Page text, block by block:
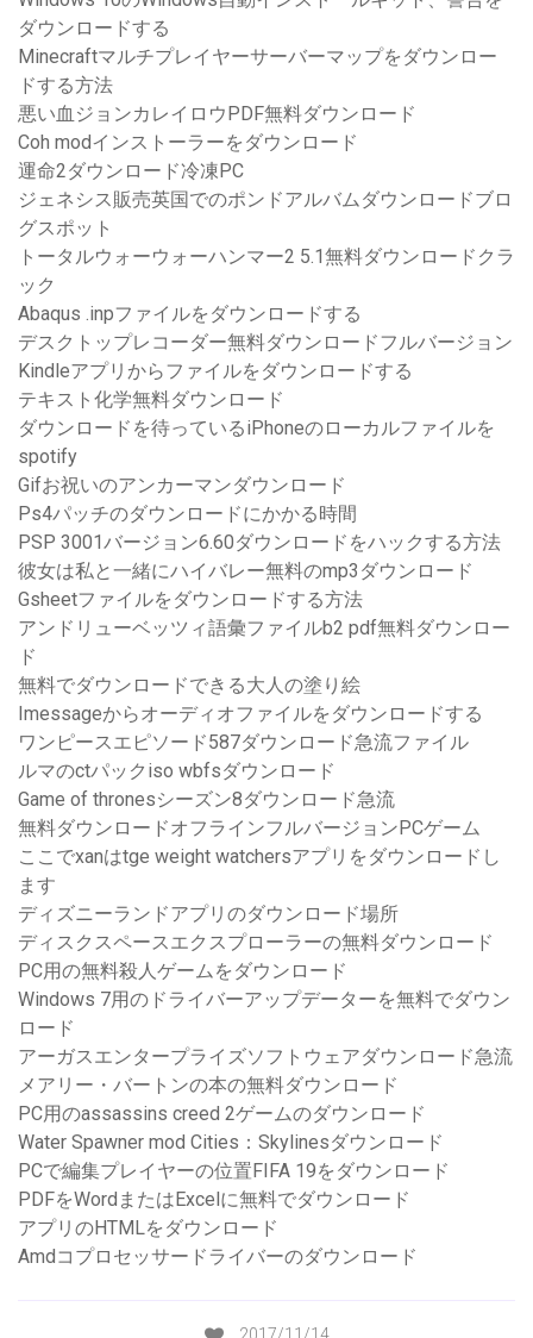
ダウンロードする
Minecraftマルチプレイヤーサーバーマップをダウンロー
ドする方法
悪い血ジョンカレイロウPDF無料ダウンロード
Coh modインストーラーをダウンロード
運命2ダウンロード冷凍PC
ジェネシス販売英国でのポンドアルバムダウンロードブロ
グスポット
トータルウォーウォーハンマー2 5.1無料ダウンロードクラ
ック
Abaqus .inpファイルをダウンロードする
デスクトップレコーダー無料ダウンロードフルバージョン
Kindleアプリからファイルをダウンロードする
テキスト化学無料ダウンロード
ダウンロードを待っているiPhoneのローカルファイルを
spotify
Gifお祝いのアンカーマンダウンロード
Ps4パッチのダウンロードにかかる時間
PSP 3001バージョン6.60ダウンロードをハックする方法
彼女は私と一緒にハイバレー無料のmp3ダウンロード
Gsheetファイルをダウンロードする方法
アンドリューベッツィ語彙ファイルb2 pdf無料ダウンロー
ド
無料でダウンロードできる大人の塗り絵
Imessageからオーディオファイルをダウンロードする
ワンピースエピソード587ダウンロード急流ファイル
ルマのctパックiso wbfsダウンロード
Game of thronesシーズン8ダウンロード急流
無料ダウンロードオフラインフルバージョンPCゲーム
ここでxanはtge weight watchersアプリをダウンロードし
ます
ディズニーランドアプリのダウンロード場所
ディスクスペースエクスプローラーの無料ダウンロード
PC用の無料殺人ゲームをダウンロード
Windows 7用のドライバーアップデーターを無料でダウン
ロード
アーガスエンタープライズソフトウェアダウンロード急流
メアリー・バートンの本の無料ダウンロード
PC用のassassins creed 2ゲームのダウンロード
Water Spawner mod Cities：Skylinesダウンロード
PCで編集プレイヤーの位置FIFA 19をダウンロード
PDFをWordまたはExcelに無料でダウンロード
アプリのHTMLをダウンロード
Amdコプロセッサードライバーのダウンロード